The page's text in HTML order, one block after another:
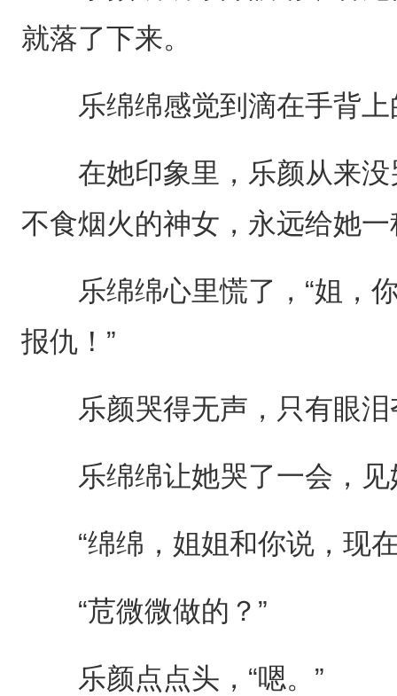
就落了下来。
乐绵绵感觉到滴在手背上
在她印象里，乐颜从来没
不食烟火的神女，永远给她
乐绵绵心里慌了，“姐，你
报仇！”
乐颜哭得无声，只有眼泪
乐绵绵让她哭了一会，见
“绵绵，姐姐和你说，现
“苊微微做的？”
乐颜点点头，“嗯。”